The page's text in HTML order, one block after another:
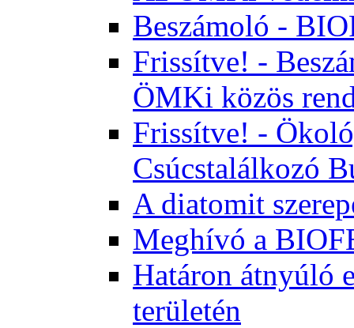
Beszámoló -
Frissítve! -
ÖMKi közös
Frissítve! -
Csúcstalálkozó
A diatomit
Meghívó a
Határon átnyúló
területén